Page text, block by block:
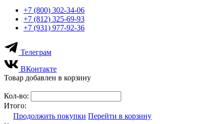
+7 (800) 302-34-06
+7 (812) 325-69-93
+7 (931) 977-92-36
Телеграм
ВКонтакте
Товар добавлен в корзину
Кол-во:
Итого:
Продолжить покупки Перейти в корзину